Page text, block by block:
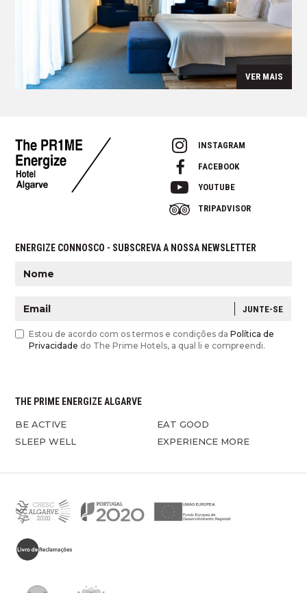
VER MAIS
INSTAGRAM
FACEBOOK
YOUTUBE
TRIPADVISOR
ENERGIZE CONNOSCO - SUBSCREVA A NOSSA NEWSLETTER
JUNTE-SE
Estou de acordo com os termos e condições daPolítica de
Privacidade do The Prime Hotels, a qual li e compreendi.
THE PRIME ENERGIZE ALGARVE
BE ACTIVE
SLEEP WELL
EAT GOOD
EXPERIENCE MORE